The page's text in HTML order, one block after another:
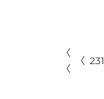
〈
〈
〈 231